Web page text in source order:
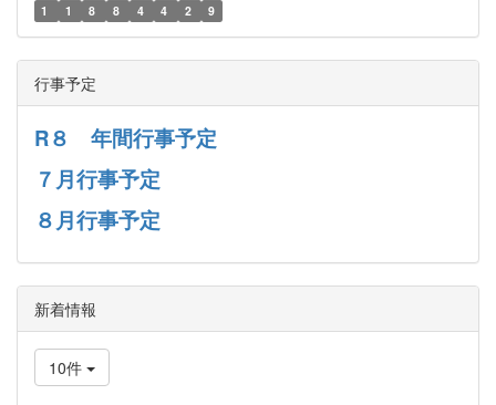
1 1 8 8 4 4 2 9
行事予定
R８ 年間行事予定
７月行事予定
８月行事予定
新着情報
10件